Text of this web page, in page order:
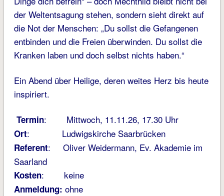
der Weltentsagung stehen, sondern sieht direkt auf
die Not der Menschen: „Du sollst die Gefangenen
entbinden und die Freien überwinden. Du sollst die
Kranken laben und doch selbst nichts haben.“
Ein Abend über Heilige, deren weites Herz bis heute
inspiriert.
Termin: Mittwoch, 11.11.26, 17.30 Uhr
Ort: Ludwigskirche Saarbrücken
Referent: Oliver Weidermann, Ev. Akademie im
Saarland
Kosten: keine
Anmeldung: ohne